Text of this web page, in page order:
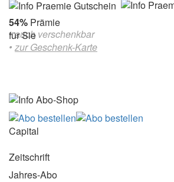
54% Prämie
für Sie
• auch verschenkbar
• zur Geschenk-Karte
Capital
Zeitschrift
Jahres-Abo